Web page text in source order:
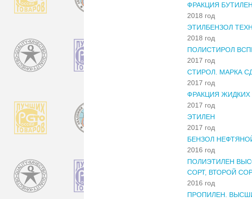
ФРАКЦИЯ
2018 год
ЭТИЛБЕНЗОЛ
2018 год
ПОЛИСТИРОЛ
2017 год
СТИРОЛ. МАРКА
2017 год
ФРАКЦИЯ ЖИДКИХ
2017 год
ЭТИЛЕН
2017 год
БЕНЗОЛ
2016 год
ПОЛИЭТИЛЕН
СОРТ, ВТОРОЙ
2016 год
ПРОПИЛЕН.